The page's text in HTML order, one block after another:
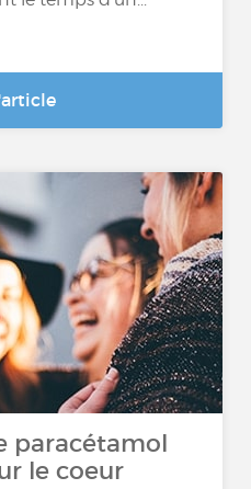
paracétamol
le coeur